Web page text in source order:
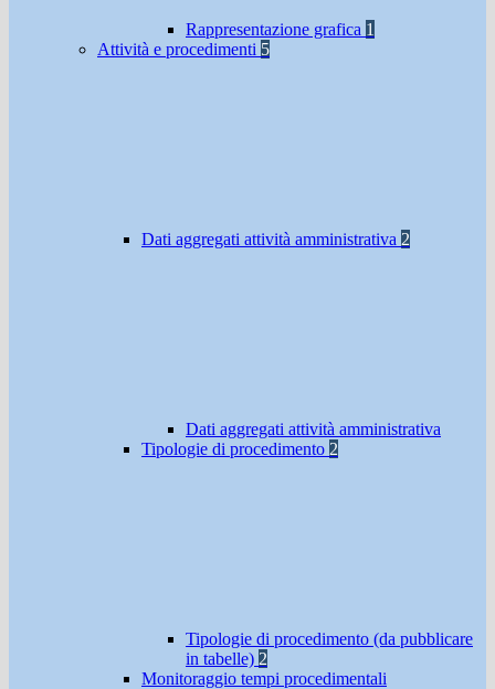
Rappresentazione grafica 1
Attività e procedimenti 5
Dati aggregati attività amministrativa 2
Dati aggregati attività amministrativa
Tipologie di procedimento 2
Tipologie di procedimento (da pubblicare
in tabelle) 2
Monitoraggio tempi procedimentali